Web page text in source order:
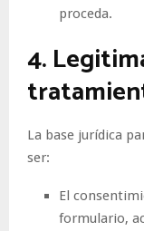
proceda.
4.
La base jurídica
ser:
El
formulario,